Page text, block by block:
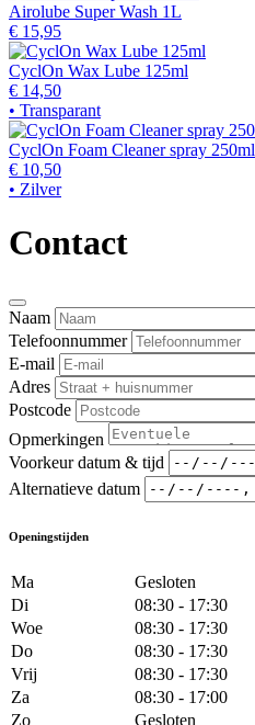
Airolube Super Wash 1L
€ 15,95
CyclOn Wax Lube 125ml
€ 14,50
• Transparant
CyclOn Foam Cleaner spray 250ml
€ 10,50
• Zilver
Contact
Naam
Telefoonnummer
E-mail
Adres
Postcode
Opmerkingen
Voorkeur datum & tijd
Alternatieve datum
Openingstijden
Ma
Gesloten
Di
08:30 - 17:30
Woe
08:30 - 17:30
Do
08:30 - 17:30
Vrij
08:30 - 17:30
Za
08:30 - 17:00
Zo
Gesloten